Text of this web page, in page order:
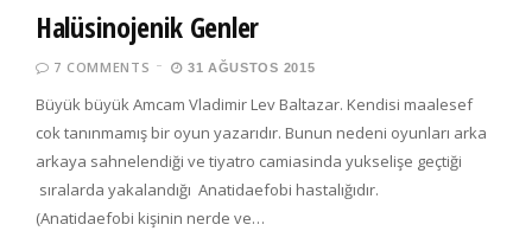
Halüsinojenik Genler
7 COMMENTS 31 AĞUSTOS 2015
Büyük büyük Amcam Vladimir Lev Baltazar. Kendisi maalesef
cok tanınmamış bir oyun yazarıdır. Bunun nedeni oyunları arka
arkaya sahnelendiği ve tiyatro camiasinda yukselişe geçtiği
sıralarda yakalandığı Anatidaefobi hastalığıdır.
(Anatidaefobi kişinin nerde ve…